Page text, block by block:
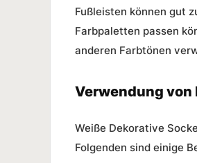
Fußleisten können gut
Farbpaletten passen
anderen Farbtönen
Verwendung von
Weiße Dekorative
Folgenden sind einige